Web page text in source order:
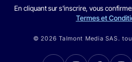
En cliquant sur s'inscrire, vous
Termes et
© 2026 Talmont Media SAS.